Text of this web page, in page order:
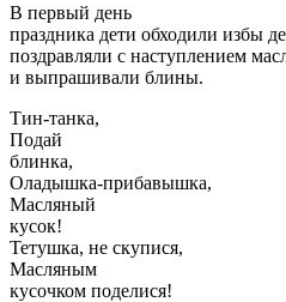
В первый день
праздника дети обходили избы
поздравляли с наступлением
и выпрашивали блины.
Тин-танка,
Подай
блинка,
Оладышка-прибавышка,
Масляный
кусок!
Тетушка, не скупися,
Масляным
кусочком поделися!